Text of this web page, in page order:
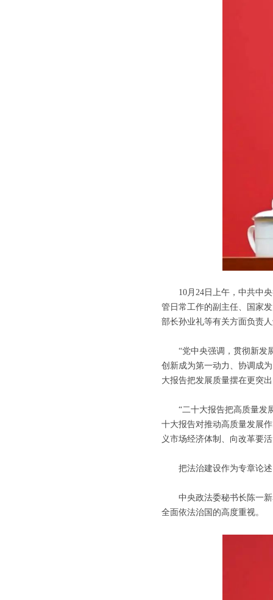
10月24日上午，中共中央
管日常工作的副主任、国家
部长孙业礼等有关方面负责
“党中央强调，贯彻新发展
创新成为第一动力、协调成
大报告把发展质量摆在更突
“二十大报告把高质量发展
十大报告对推动高质量发展
义市场经济体制、向改革要
把法治建设作为专章论述
中央政法委秘书长陈一新
全面依法治国的高度重视。